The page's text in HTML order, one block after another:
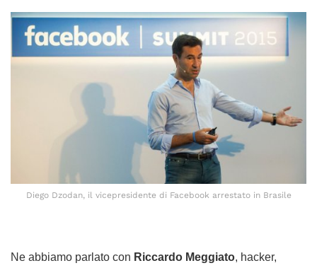
Diego Dzodan, il vicepresidente di Facebook arrestato in Brasile
Ne abbiamo parlato con Riccardo Meggiato, hacker,